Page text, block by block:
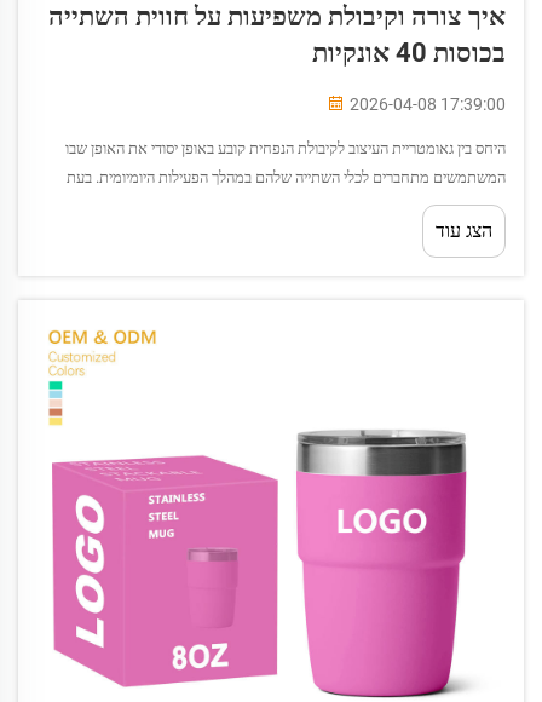
איך צורה וקיבולת משפיעות על חווית השתייה
בכוסות 40 אונקיות
2026-04-08 17:39:00
היחס בין גאומטריית העיצוב לקיבולת הנפחית קובע באופן יסודי את האופן שבו
המשתמשים מתחברים לכלי השתייה שלהם במהלך הפעילות היומיומית. בעת
בחינה של חווית השתייה שמספקת כלי שתייה מבודד בגודל גדול,...
הצג עוד